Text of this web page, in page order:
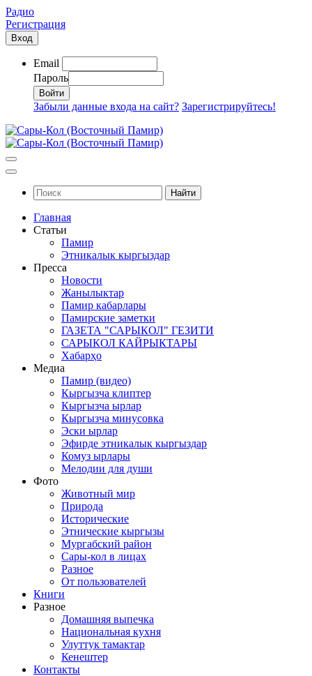
Радио
Регистрация
Вход
Email
Пароль
Забыли данные входа на сайт? Зарегистрируйтесь!
Найти
Главная
Статьи
Памир
Этникалык кыргыздар
Пресса
Новости
Жанылыктар
Памир кабарлары
Памирские заметки
ГАЗЕТА "САРЫКОЛ" ГЕЗИТИ
САРЫКОЛ КАЙРЫКТАРЫ
Хабарҳо
Медиа
Памир (видео)
Кыргызча клиптер
Кыргызча ырлар
Кыргызча минусовка
Эски ырлар
Эфирде этникалык кыргыздар
Комуз ырлары
Мелодии для души
Фото
Животный мир
Природа
Исторические
Этнические кыргызы
Мургабский район
Сары-кол в лицах
Разное
От пользователей
Книги
Разное
Домашняя выпечка
Национальная кухня
Улуттук тамактар
Кенештер
Контакты